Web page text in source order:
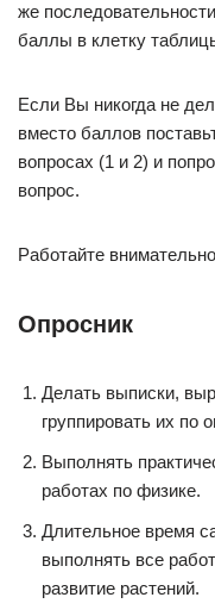
же
баллы в клетку
Если Вы никогда не
вместо баллов
вопросах (1 и 2) и
вопрос.
Работайте
Опросник
Делать выписки,
группировать их по
Выполнять
работах по физике.
Длительное время
выполнять все
развитие растений.